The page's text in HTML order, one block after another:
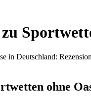
in Deutschland:
ohne